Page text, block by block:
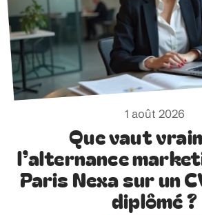
1 août 2026
Que vaut
l’alternance
Paris Nexa sur un
diplômé ?